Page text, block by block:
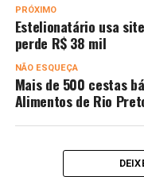
PRÓXIMO
Estelionatário usa
perde R$ 38 mil
NÃO ESQUEÇA
Mais de 500 cestas
Alimentos de Rio